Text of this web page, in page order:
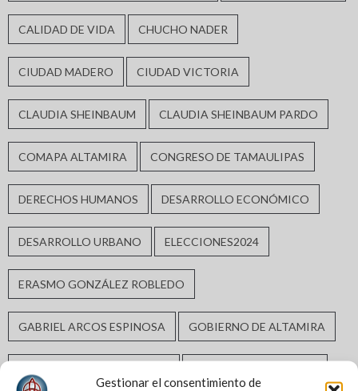
Gestionar el consentimiento de
CALIDAD DE VIDA CHUCHO NADER
CIUDAD MADERO CIUDAD VICTORIA
CLAUDIA SHEINBAUM CLAUDIA SHEINBAUM PARDO
COMAPA ALTAMIRA CONGRESO DE TAMAULIPAS
DERECHOS HUMANOS DESARROLLO ECONÓMICO
DESARROLLO URBANO ELECCIONES2024
ERASMO GONZÁLEZ ROBLEDO
GABRIEL ARCOS ESPINOSA GOBIERNO DE ALTAMIRA